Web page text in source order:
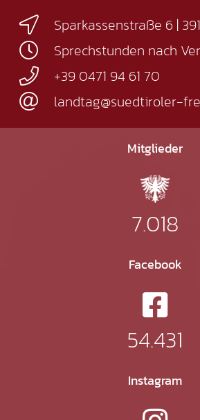
Sparkassenstraße 6 |
Sprechstunden nach
+39 0471 94 61 70
landtag@suedtiroler-
Mitglieder
7.018
Facebook
54.431
Instagram